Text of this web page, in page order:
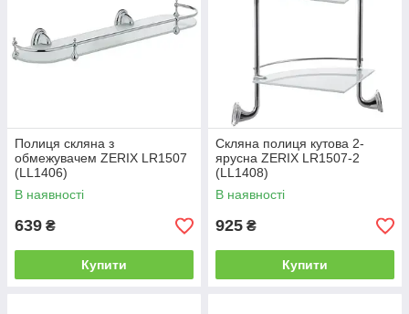
Полиця скляна з
обмежувачем ZERIX LR1507
(LL1406)
В наявності
639 ₴
Купити
Скляна полиця кутова 2-
ярусна ZERIX LR1507-2
(LL1408)
В наявності
925 ₴
Купити